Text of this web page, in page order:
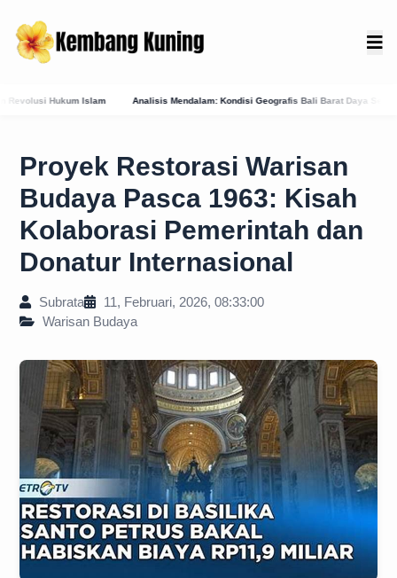
Kondisi Geografis Bali Barat Daya Sebagai Faktor Utama Kemunculan Pusat
Proyek Restorasi Warisan
Budaya Pasca 1963: Kisah
Kolaborasi Pemerintah dan
Donatur Internasional
Subrata
11, Februari, 2026, 08:33:00
Warisan Budaya